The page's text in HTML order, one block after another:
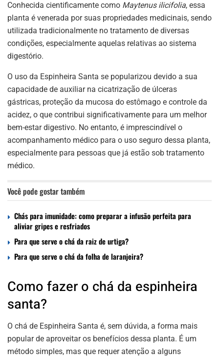
Conhecida cientificamente como Maytenus ilicifolia, essa
planta é venerada por suas propriedades medicinais, sendo
utilizada tradicionalmente no tratamento de diversas
condições, especialmente aquelas relativas ao sistema
digestório.
O uso da Espinheira Santa se popularizou devido a sua
capacidade de auxiliar na cicatrização de úlceras
gástricas, proteção da mucosa do estômago e controle da
acidez, o que contribui significativamente para um melhor
bem-estar digestivo. No entanto, é imprescindível o
acompanhamento médico para o uso seguro dessa planta,
especialmente para pessoas que já estão sob tratamento
médico.
Você pode gostar também
Chás para imunidade: como preparar a infusão perfeita para
aliviar gripes e resfriados
Para que serve o chá da raiz de urtiga?
Para que serve o chá da folha de laranjeira?
Como fazer o chá da espinheira
santa?
O chá de Espinheira Santa é, sem dúvida, a forma mais
popular de aproveitar os benefícios dessa planta. É um
método simples, mas que requer atenção a alguns